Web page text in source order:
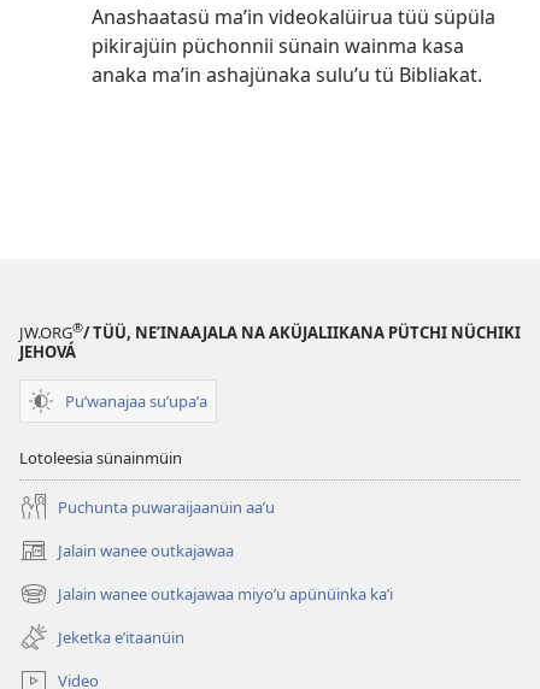
Anashaatasü maʼin videokalüirua tüü süpüla
pikirajüin püchonnii sünain wainma kasa
anaka maʼin ashajünaka suluʼu tü Bibliakat.
JW.ORG®/ TÜÜ, NEʼINAAJALA NA AKÜJALIIKANA PÜTCHI NÜCHIKI
JEHOVÁ
Puʼwanajaa suʼupaʼa
Lotoleesia sünainmüin
Puchunta puwaraijaanüin aaʼu
Jalain wanee outkajawaa
(abre
una
nueva
ventana)
Jalain wanee outkajawaa miyoʼu apünüinka kaʼi
(abre
una
nueva
ventana)
Jeketka eʼitaanüin
Video